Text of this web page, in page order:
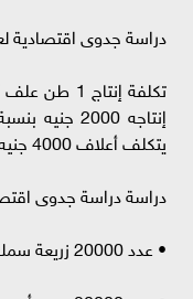
دراسة جدوى اقتصادية
تكلفة
يتكلف أعلاف 4000 جنيه ويباع الطن البلطى بـ51000 ج.
دراسة دراسة جدوى
• عدد 20000 زريعة سمك بلطى (وحيد الجنس)